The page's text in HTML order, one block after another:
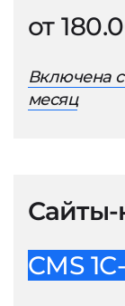
от
Включена
месяц
Сайты-
CMS